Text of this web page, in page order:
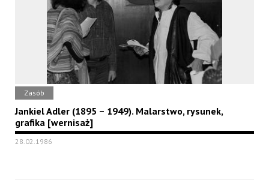
Zasób
Jankiel Adler (1895 – 1949). Malarstwo, rysunek,
grafika [wernisaż]
28.02.1986